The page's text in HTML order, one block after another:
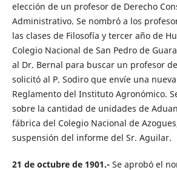
elección de un profesor de Derecho
Administrativo. Se nombró a los
las clases de Filosofía y tercer año de
Colegio Nacional de San Pedro de
al Dr. Bernal para buscar un profesor
solicitó al P. Sodiro que envíe una
Reglamento del Instituto Agronómico.
sobre la cantidad de unidades de
fábrica del Colegio Nacional de
suspensión del informe del Sr. Aguilar.
21 de octubre de 1901.- Se aprobó el